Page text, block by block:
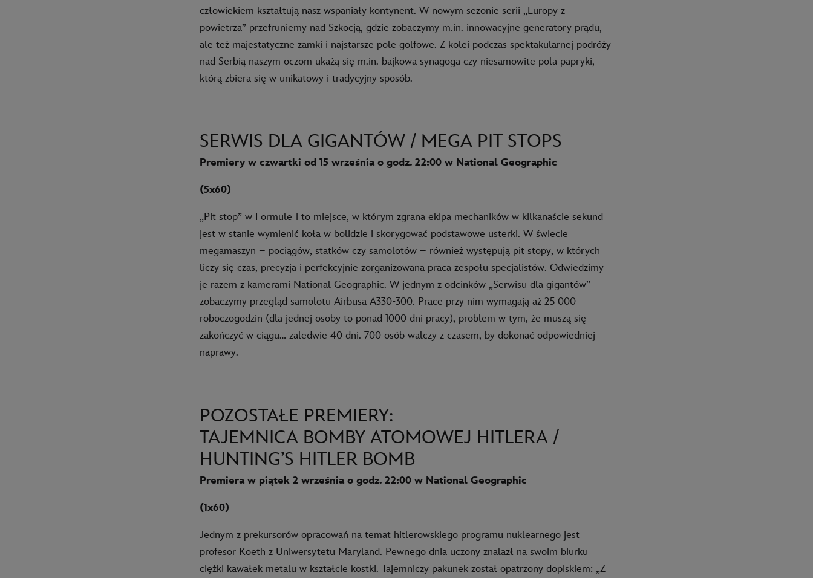
człowiekiem kształtują nasz wspaniały kontynent. W nowym sezonie serii „Europy z
powietrza” przefruniemy nad Szkocją, gdzie zobaczymy m.in. innowacyjne generatory prądu,
ale też majestatyczne zamki i najstarsze pole golfowe. Z kolei podczas spektakularnej podróży
nad Serbią naszym oczom ukażą się m.in. bajkowa synagoga czy niesamowite pola papryki,
którą zbiera się w unikatowy i tradycyjny sposób.
SERWIS DLA GIGANTÓW / MEGA PIT STOPS
Premiery w czwartki od 15 września o godz. 22:00 w National Geographic
(5x60)
„Pit stop” w Formule 1 to miejsce, w którym zgrana ekipa mechaników w kilkanaście sekund
jest w stanie wymienić koła w bolidzie i skorygować podstawowe usterki. W świecie
megamaszyn – pociągów, statków czy samolotów – również występują pit stopy, w których
liczy się czas, precyzja i perfekcyjnie zorganizowana praca zespołu specjalistów. Odwiedzimy
je razem z kamerami National Geographic. W jednym z odcinków „Serwisu dla gigantów”
zobaczymy przegląd samolotu Airbusa A330-300. Prace przy nim wymagają aż 25 000
roboczogodzin (dla jednej osoby to ponad 1000 dni pracy), problem w tym, że muszą się
zakończyć w ciągu… zaledwie 40 dni. 700 osób walczy z czasem, by dokonać odpowiedniej
naprawy.
POZOSTAŁE PREMIERY:
TAJEMNICA BOMBY ATOMOWEJ HITLERA /
HUNTING’S HITLER BOMB
Premiera w piątek 2 września o godz. 22:00 w National Geographic
(1x60)
Jednym z prekursorów opracowań na temat hitlerowskiego programu nuklearnego jest
profesor Koeth z Uniwersytetu Maryland. Pewnego dnia uczony znalazł na swoim biurku
ciężki kawałek metalu w kształcie kostki. Tajemniczy pakunek został opatrzony dopiskiem: „Z